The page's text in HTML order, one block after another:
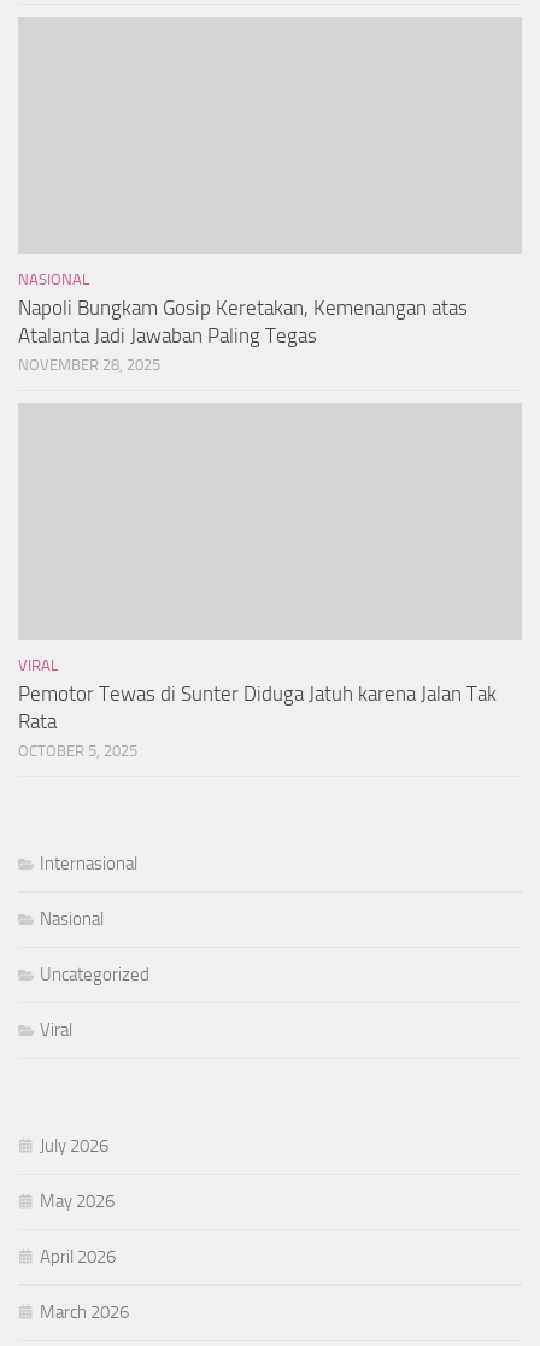
NASIONAL
Napoli Bungkam Gosip Keretakan, Kemenangan atas
Atalanta Jadi Jawaban Paling Tegas
NOVEMBER 28, 2025
VIRAL
Pemotor Tewas di Sunter Diduga Jatuh karena Jalan Tak
Rata
OCTOBER 5, 2025
Internasional
Nasional
Uncategorized
Viral
July 2026
May 2026
April 2026
March 2026